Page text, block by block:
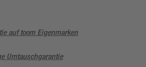
auf toom Eigenmarken
Umtauschgarantie